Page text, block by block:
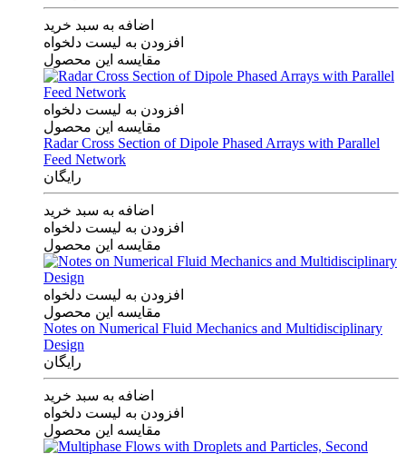
اضافه به سبد خرید
افزودن به لیست دلخواه
مقایسه این محصول
افزودن به لیست دلخواه
مقایسه این محصول
Radar Cross Section of Dipole Phased Arrays with Parallel
Feed Network
رایگان
اضافه به سبد خرید
افزودن به لیست دلخواه
مقایسه این محصول
افزودن به لیست دلخواه
مقایسه این محصول
Notes on Numerical Fluid Mechanics and Multidisciplinary
Design
رایگان
اضافه به سبد خرید
افزودن به لیست دلخواه
مقایسه این محصول